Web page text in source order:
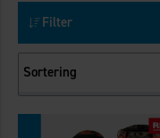
Filter
Sortering